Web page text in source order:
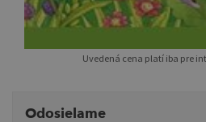
Uvedená cena platí iba pre
Odosielame